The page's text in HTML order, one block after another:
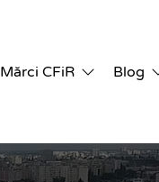
Mărci CFiR Blog